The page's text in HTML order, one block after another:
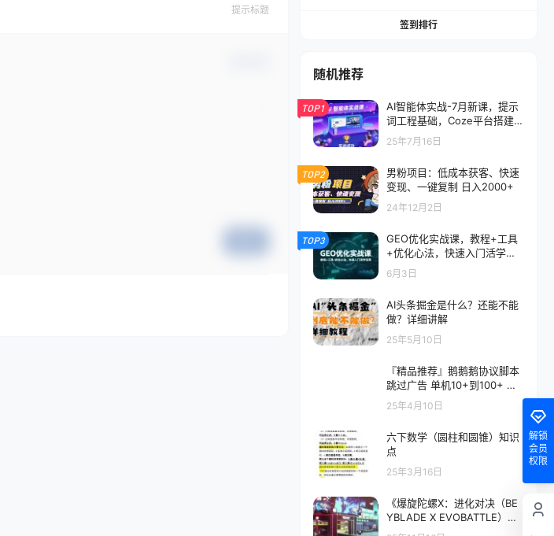
提示标题
签到排行
随机推荐
TOP1
AI智能体实战-7月新课，提示
词工程基础，Coze平台搭建，
短视频自动化生产
25年7月16日
TOP2
男粉项目：低成本获客、快速
变现、一键复制 日入2000+
24年12月2日
TOP3
GEO优化实战课，教程+工具
+优化心法，快速入门活学活
用
6月3日
AI头条掘金是什么？还能不能
做？详细讲解
25年5月10日
『精品推荐』鹅鹅鹅协议脚本
跳过广告 单机10+到100+ 官
方平台合作项目『脚本卡密
+详细教程』
25年4月10日
六下数学（圆柱和圆锥）知识
点
25年3月16日
《爆旋陀螺X：进化对决（BE
YBLADE X EVOBATTLE）》
[英文/日语]
解锁
会员
权限